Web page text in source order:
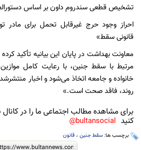
تشخیص قطعی سندروم داون بر اساس
احراز وجود حرج غیرقابل تحمل برای
قانونی سقط»
معاونت بهداشت در پایان این بیانیه تأکید
مرتبط با سقط جنین، با رعایت کامل
خانواده و جامعه اتخاذ می‌شود و اخبار
روند، فاقد صحت است.»
برای مشاهده مطالب اجتماعی ما را در کانال
کنید bultansocial@
برچسب ها: سقط جنین ، قانون